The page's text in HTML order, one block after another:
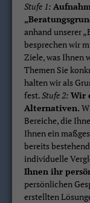
Stufe 1:
anhand unserer
besprechen wir
Ziele, was Ihnen
Themen Sie
halten wir als
fest.Stufe 2: Wir
Alternativen.
Bereiche, die
Ihnen ein
bereits
individuelle
Ihnen ihr
persönlichen
erstellten